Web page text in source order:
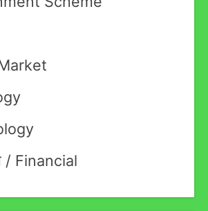
/ Financial